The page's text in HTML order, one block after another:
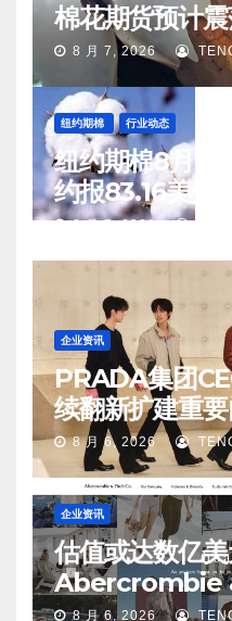
棉花期货预计
8 月 7, 2026
纽约期棉 行业动态
纽约期棉8月6
约报83.16美分/磅
8 月 7, 2026 TENG
企业资讯
PRADA集团
续翻新扩建重
第二、第三店
8 月 6, 2026
企业资讯
估值或达数亿
Abercrombie
中国业务部分
8 月 6, 2026